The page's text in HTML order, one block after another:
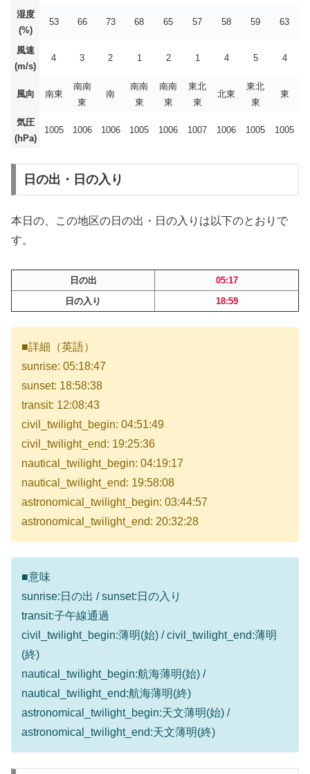
湿度
(%)
53 66 73 68 65 57 58 59 63
風速
(m/s)
4 3 2 1 2 1 4 5 4
風向 南東
南南
東
南
南南
東
南南
東
東北
東
北東
東北
東
東
気圧
(hPa)
1005 1006 1006 1005 1006 1007 1006 1005 1005
日の出・日の入り
本日の、この地区の日の出・日の入りは以下のとおりで
す。
日の出
05:17
日の入り
18:59
■詳細（英語）
sunrise: 05:18:47
sunset: 18:58:38
transit: 12:08:43
civil_twilight_begin: 04:51:49
civil_twilight_end: 19:25:36
nautical_twilight_begin: 04:19:17
nautical_twilight_end: 19:58:08
astronomical_twilight_begin: 03:44:57
astronomical_twilight_end: 20:32:28
■意味
sunrise:日の出 / sunset:日の入り
transit:子午線通過
civil_twilight_begin:薄明(始) / civil_twilight_end:薄明
(終)
nautical_twilight_begin:航海薄明(始) /
nautical_twilight_end:航海薄明(終)
astronomical_twilight_begin:天文薄明(始) /
astronomical_twilight_end:天文薄明(終)